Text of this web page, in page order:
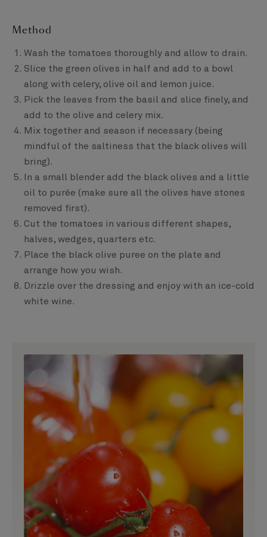
Method
Wash the tomatoes thoroughly and allow to drain.
Slice the green olives in half and add to a bowl
along with celery, olive oil and lemon juice.
Pick the leaves from the basil and slice finely, and
add to the olive and celery mix.
Mix together and season if necessary (being
mindful of the saltiness that the black olives will
bring).
In a small blender add the black olives and a little
oil to purée (make sure all the olives have stones
removed first).
Cut the tomatoes in various different shapes,
halves, wedges, quarters etc.
Place the black olive puree on the plate and
arrange how you wish.
Drizzle over the dressing and enjoy with an ice-cold
white wine.